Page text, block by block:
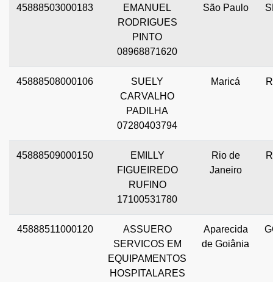
45888503000183
EMANUEL
RODRIGUES
PINTO
08968871620
São Paulo
45888508000106
SUELY
CARVALHO
PADILHA
07280403794
Maricá
45888509000150
EMILLY
FIGUEIREDO
RUFINO
17100531780
Rio de
Janeiro
45888511000120
ASSUERO
SERVICOS EM
EQUIPAMENTOS
HOSPITALARES
Aparecida
de Goiânia